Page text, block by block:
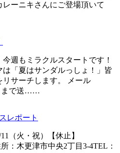
ーニキさんにご登場頂いて
週もミラクルスタートです！
「夏はサンダルっしょ！」皆
リサーチします。 メール
まで送……
レポート
（火・祝）【休止】
：木更津市中央2丁目3-4TEL：